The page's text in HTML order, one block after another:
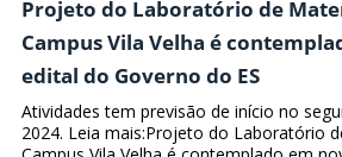
Projeto do Laboratório de
Campus Vila Velha é
edital do Governo do ES
Atividades tem previsão de início no
2024. Leia mais:Projeto do Laboratório